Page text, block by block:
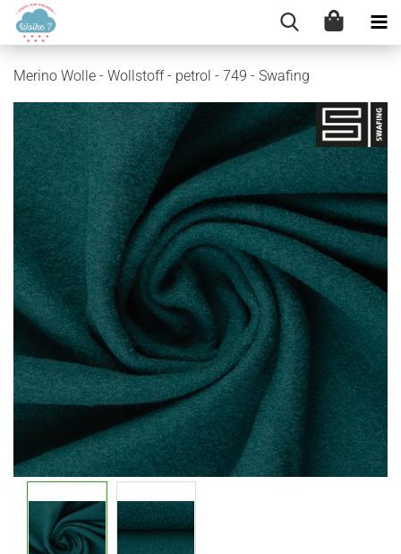
Merino Wolle - Wollstoff - petrol - 749 - Swafing